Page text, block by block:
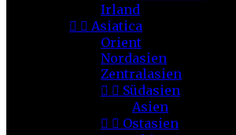
Irland
  Asiatica
Orient
Nordasien
Zentralasien
  Südasien
Asien
  Ostasien